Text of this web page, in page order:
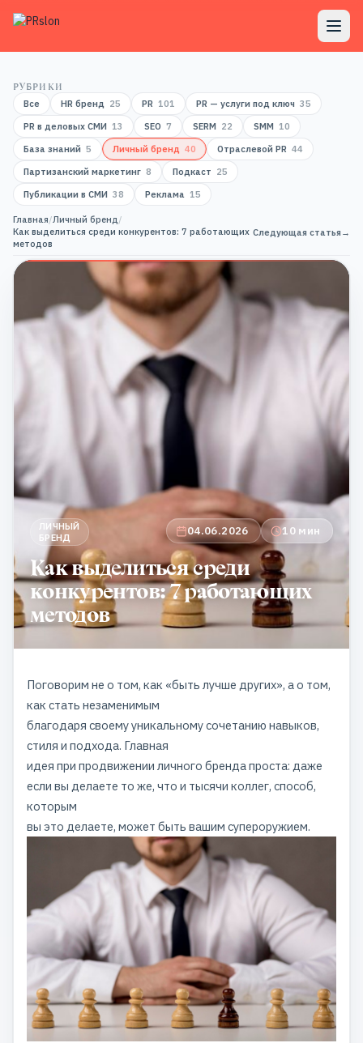
РУБРИКИ
Все
HR бренд 25 PR 101 PR — услуги под ключ 35
PR в деловых СМИ 13 SEO 7 SERM 22 SMM 10
База знаний 5 Личный бренд 40 Отраслевой PR 44
Партизанский маркетинг 8 Подкаст 25
Публикации в СМИ 38 Реклама 15
Главная/Личный бренд/
Как выделиться среди конкурентов: 7 работающих
методов
Следующая статья→
ЛИЧНЫЙ
БРЕНД
04.06.2026 10 мин
Как выделиться среди
конкурентов: 7 работающих
методов
Поговорим не о том, как «быть лучше других», а о том,
как стать незаменимым
благодаря своему уникальному сочетанию навыков,
стиля и подхода. Главная
идея при продвижении личного брендапроста: даже
если вы делаете то же, что и тысячи коллег, способ,
которым
вы это делаете, может быть вашим супероружием.